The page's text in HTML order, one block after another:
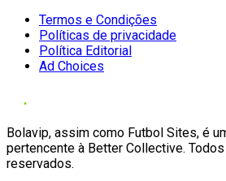
Termos e Condições
Políticas de privacidade
Política Editorial
Ad Choices
Bolavip, assim como Futbol Sites, é
pertencente à Better Collective.
reservados.